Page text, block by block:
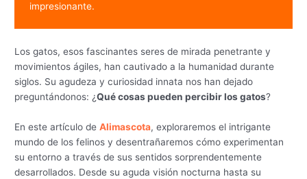
impresionante.
Los gatos, esos fascinantes seres de mirada penetrante y
movimientos ágiles, han cautivado a la humanidad durante
siglos. Su agudeza y curiosidad innata nos han dejado
preguntándonos: ¿Qué cosas pueden percibir los gatos?
En este artículo deAlimascota, exploraremos el intrigante
mundo de los felinos y desentrañaremos cómo experimentan
su entorno a través de sus sentidos sorprendentemente
desarrollados. Desde su aguda visión nocturna hasta su